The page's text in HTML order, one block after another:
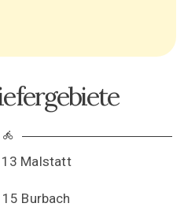
Malstatt
Burbach